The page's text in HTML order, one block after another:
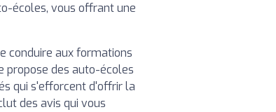
écoles, vous offrant une
conduire aux formations
propose des auto-écoles
qui s'efforcent d'offrir la
des avis qui vous